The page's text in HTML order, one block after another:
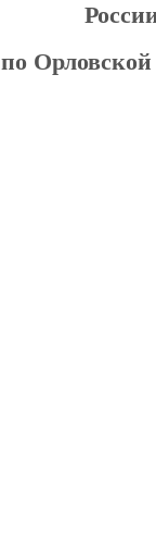
по Орловской